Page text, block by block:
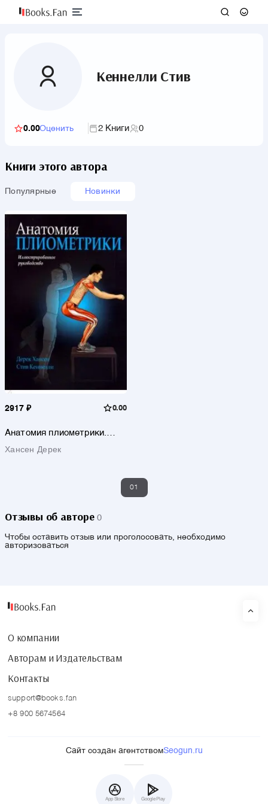
Кеннелли Стив
0.00Оценить 2 Книги 0
Книги этого автора
Популярные Новинки
2917 ₽ 0.00
Анатомия плиометрики.
руководство
Хансен Дерек
01
Отзывы об авторе 0
Чтобы оставить отзыв или проголосовать, необходимо
авторизоваться
О компании
Авторам и Издательствам
Контакты
support@books.fan
+8 900 5674564
Сайт создан агентствомSeogun.ru
App Store Google Play